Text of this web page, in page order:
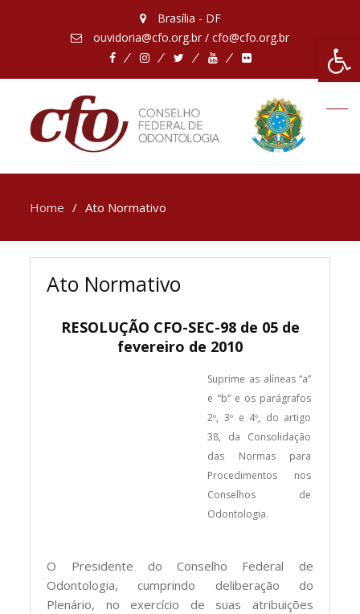
Brasília - DF
ouvidoria@cfo.org.br / cfo@cfo.org.br
FacebookInstagramTwitterYoutubeFlickr
Home Ato Normativo
Ato Normativo
RESOLUÇÃO CFO-SEC-98 de 05 de
fevereiro de 2010
Suprime as alíneas “a”
e “b” e os parágrafos
2º, 3º e 4º, do artigo
38, da Consolidação
das Normas para
Procedimentos nos
Conselhos de
Odontologia.
O Presidente do Conselho Federal de
Odontologia, cumprindo deliberação do
Plenário, no exercício de suas atribuições